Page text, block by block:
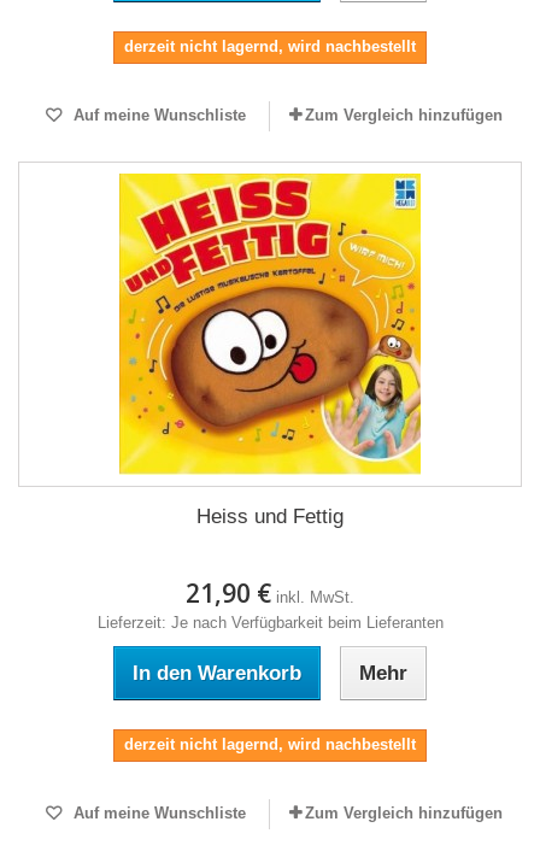
derzeit nicht lagernd, wird nachbestellt
Auf meine Wunschliste Zum Vergleich hinzufügen
Heiss und Fettig
21,90 € inkl. MwSt.
Lieferzeit: Je nach Verfügbarkeit beim Lieferanten
In den Warenkorb Mehr
derzeit nicht lagernd, wird nachbestellt
Auf meine Wunschliste Zum Vergleich hinzufügen